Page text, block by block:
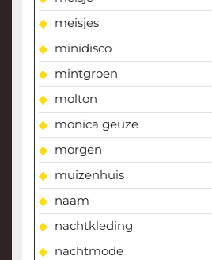
meisjes
minidisco
mintgroen
molton
monica geuze
morgen
muizenhuis
naam
nachtkleding
nachtmode